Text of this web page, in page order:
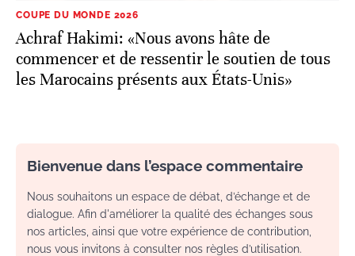
COUPE DU MONDE 2026
Achraf Hakimi: «Nous avons hâte de
commencer et de ressentir le soutien de tous
les Marocains présents aux États-Unis»
Bienvenue dans l’espace commentaire
Nous souhaitons un espace de débat, d’échange et de
dialogue. Afin d'améliorer la qualité des échanges sous
nos articles, ainsi que votre expérience de contribution,
nous vous invitons à consulter nos règles d’utilisation.